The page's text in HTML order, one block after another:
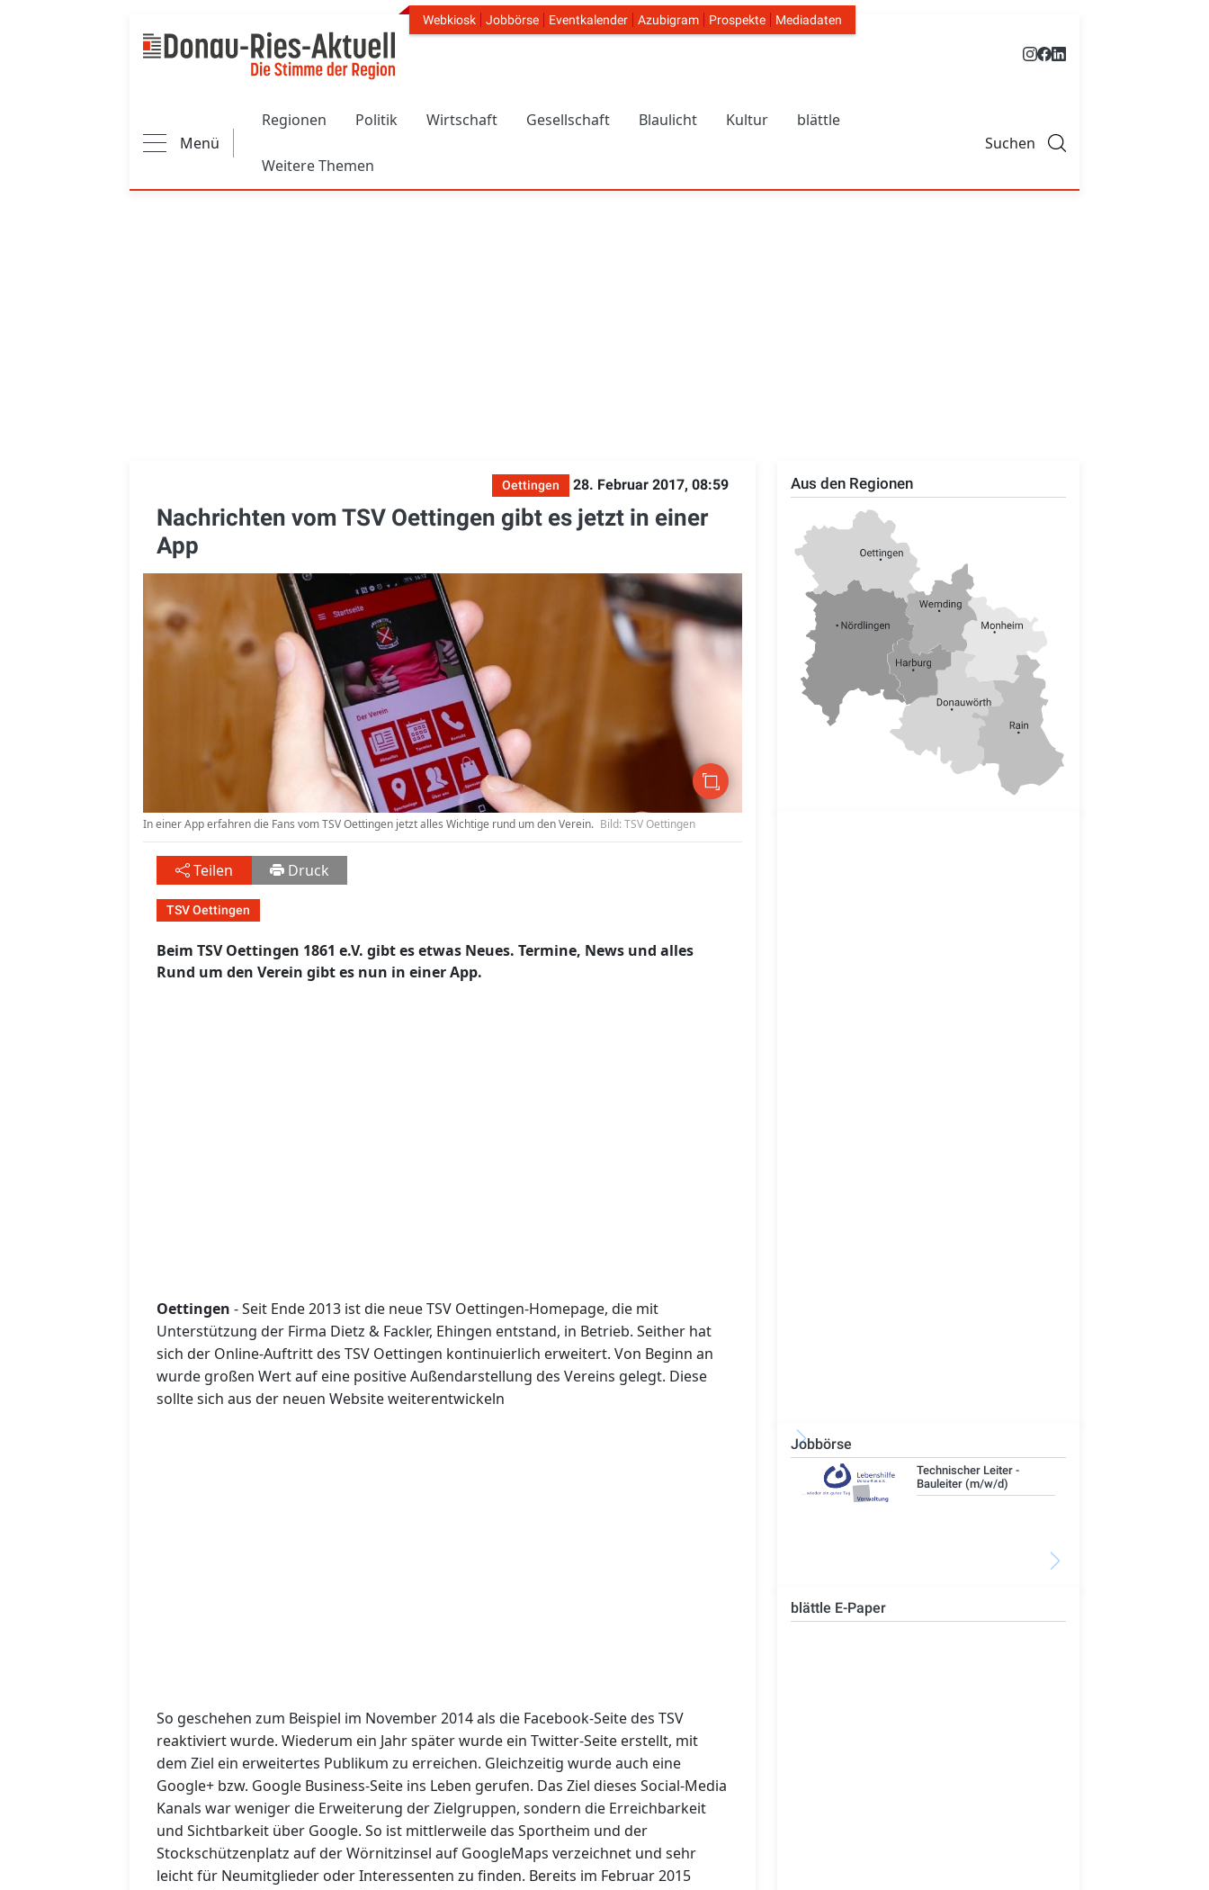
Header Navigation
Webkiosk Jobbörse Eventkalender Azubigram Prospekte Mediadaten
Menü
Regionen Politik Wirtschaft Gesellschaft Blaulicht Kultur blättle
Weitere Themen
Suchen
Oettingen 28. Februar 2017, 08:59
Nachrichten vom TSV Oettingen gibt es jetzt in einer
App
In einer App erfahren die Fans vom TSV Oettingen jetzt alles Wichtige rund um den Verein. Bild: TSV Oettingen
Teilen Druck
TSV Oettingen
Beim TSV Oettingen 1861 e.V. gibt es etwas Neues. Termine, News und alles
Rund um den Verein gibt es nun in einer App.
Oettingen - Seit Ende 2013 ist die neue TSV Oettingen-Homepage, die mit
Unterstützung der Firma Dietz & Fackler, Ehingen entstand, in Betrieb. Seither hat
sich der Online-Auftritt des TSV Oettingen kontinuierlich erweitert. Von Beginn an
wurde großen Wert auf eine positive Außendarstellung des Vereins gelegt. Diese
sollte sich aus der neuen Website weiterentwickeln
So geschehen zum Beispiel im November 2014 als die Facebook-Seite des TSV
reaktiviert wurde. Wiederum ein Jahr später wurde ein Twitter-Seite erstellt, mit
dem Ziel ein erweitertes Publikum zu erreichen. Gleichzeitig wurde auch eine
Google+ bzw. Google Business-Seite ins Leben gerufen. Das Ziel dieses Social-Media
Kanals war weniger die Erweiterung der Zielgruppen, sondern die Erreichbarkeit
und Sichtbarkeit über Google. So ist mittlerweile das Sportheim und der
Stockschützenplatz auf der Wörnitzinsel auf GoogleMaps verzeichnet und sehr
leicht für Neumitglieder oder Interessenten zu finden. Bereits im Februar 2015
Aus den Regionen
Jobbörse
Technischer Leiter -
Bauleiter (m/w/d)
blättle E-Paper